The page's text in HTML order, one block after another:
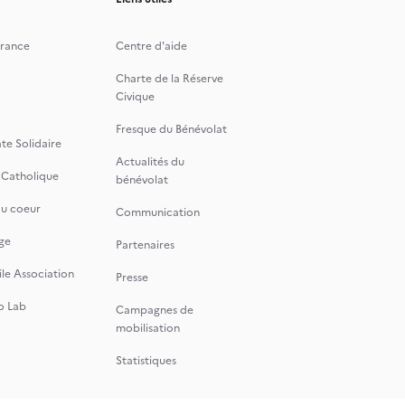
Solidaire
coeur
Association
Lab
Centre d'aide
Charte de la Réserve
Civique
Fresque du Bénévolat
Actualités du
bénévolat
Communication
Partenaires
Presse
Campagnes de
mobilisation
Statistiques